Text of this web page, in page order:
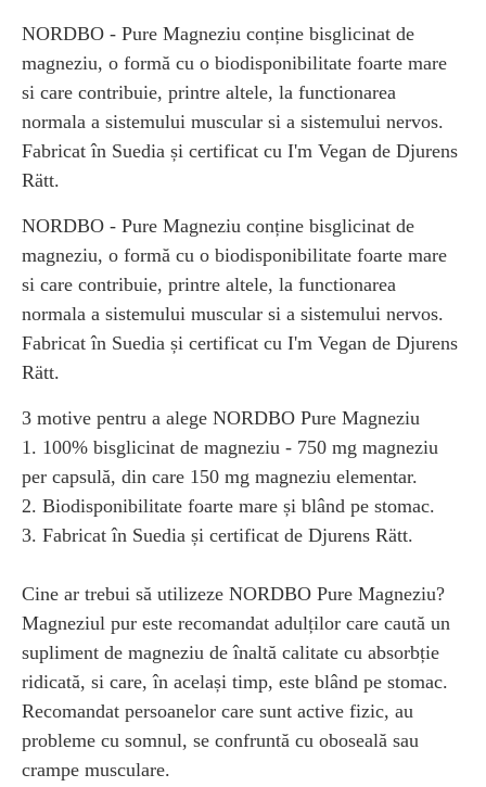
NORDBO - Pure Magneziu conține bisglicinat de
magneziu, o formă cu o biodisponibilitate foarte mare
si care contribuie, printre altele, la functionarea
normala a sistemului muscular si a sistemului nervos.
Fabricat în Suedia și certificat cu I'm Vegan de Djurens
Rätt.
NORDBO - Pure Magneziu conține bisglicinat de
magneziu, o formă cu o biodisponibilitate foarte mare
si care contribuie, printre altele, la functionarea
normala a sistemului muscular si a sistemului nervos.
Fabricat în Suedia și certificat cu I'm Vegan de Djurens
Rätt.
3 motive pentru a alege NORDBO Pure Magneziu
1. 100% bisglicinat de magneziu - 750 mg magneziu
per capsulă, din care 150 mg magneziu elementar.
2. Biodisponibilitate foarte mare și blând pe stomac.
3. Fabricat în Suedia și certificat de Djurens Rätt.
Cine ar trebui să utilizeze NORDBO Pure Magneziu?
Magneziul pur este recomandat adulților care caută un
supliment de magneziu de înaltă calitate cu absorbție
ridicată, si care, în același timp, este blând pe stomac.
Recomandat persoanelor care sunt active fizic, au
probleme cu somnul, se confruntă cu oboseală sau
crampe musculare.